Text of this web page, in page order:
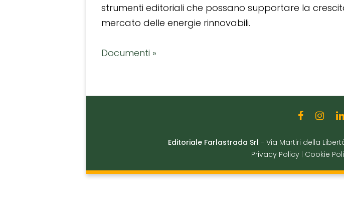
strumenti editoriali che possano supportare la
mercato delle energie rinnovabili.
Documenti »
Editoriale Farlastrada Srl - Via Martiri della
Privacy Policy
Cookie